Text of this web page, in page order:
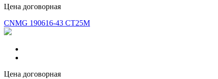
Цена договорная
CNMG 190616-43 CT25M
Цена договорная